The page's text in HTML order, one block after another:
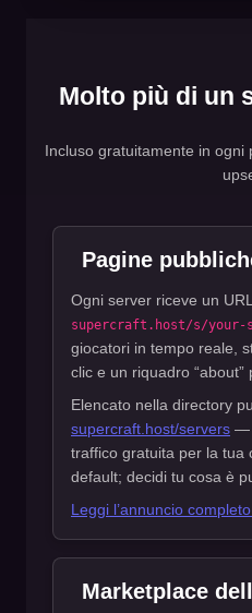
Molto più di un
Incluso gratuitamente in ogni
Pagine
Ogni server riceve un
supercraft.host/s/your-
giocatori in tempo reale,
clic e un riquadro “about”
Elencato nella directory
supercraft.host/servers —
traffico gratuita per la tua
default; decidi tu cosa è
Leggi l’annuncio
Marketplace